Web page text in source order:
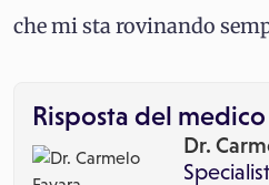
che mi sta rovinando
Risposta del medico
Dr.